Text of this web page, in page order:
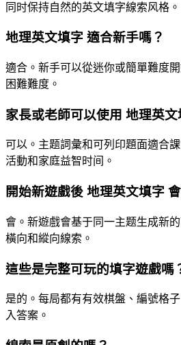
同时保持自然的英文填字線索风格。
地理英文填字 適合新手嗎？
適合。新手可以從迷你或簡單難度
困難難度。
家長或老師可以使用 地理英文
可以。主题詞彙和可列印題面適合
活動和家庭益智时间。
開始新遊戲後 地理英文填字
會。新遊戲會基于同一主题生成新
橫向和縱向線索。
這些是完整可玩的填字遊戲嗎
是的。每局都有有效棋盤、編號格
入答案。